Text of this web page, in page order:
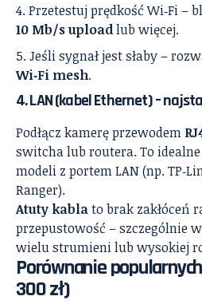
Przetestuj prędkość Wi‑Fi –
10 Mb/s uploadlub więcej.
Jeśli sygnał jest słaby –
Wi‑Fi mesh.
4. LAN (kabel Ethernet) –
Podłącz kamerę przewodem
switcha lub routera. To
modeli z portem LAN (np.
Ranger).
Atuty kablato brak zakłóceń
przepustowość – szczególnie
wielu strumieni lub wysokiej
Porównanie
300 zł)